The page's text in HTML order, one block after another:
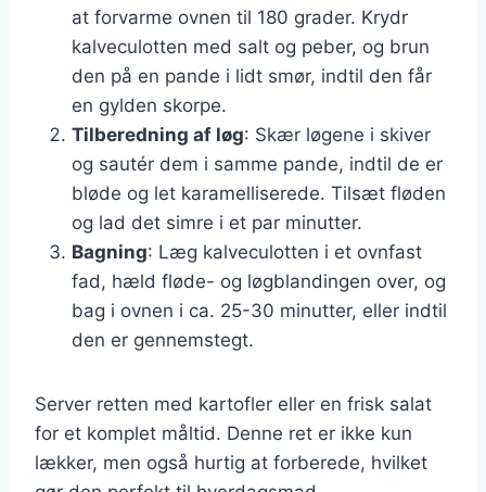
at forvarme ovnen til 180 grader. Krydr
kalveculotten med salt og peber, og brun
den på en pande i lidt smør, indtil den får
en gylden skorpe.
Tilberedning af løg: Skær løgene i skiver
og sautér dem i samme pande, indtil de er
bløde og let karamelliserede. Tilsæt fløden
og lad det simre i et par minutter.
Bagning: Læg kalveculotten i et ovnfast
fad, hæld fløde- og løgblandingen over, og
bag i ovnen i ca. 25-30 minutter, eller indtil
den er gennemstegt.
Server retten med kartofler eller en frisk salat
for et komplet måltid. Denne ret er ikke kun
lækker, men også hurtig at forberede, hvilket